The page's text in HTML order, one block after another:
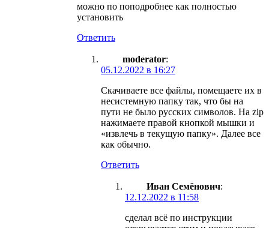
можно по поподробнее как полностью
установить
Ответить
moderator:
05.12.2022 в 16:27
Скачиваете все файлы, помещаете их в
несистемную папку так, что бы на
пути не было русских символов. На zip
нажимаете правой кнопкой мышки и
«извлечь в текущую папку». Далее все
как обычно.
Ответить
Иван Семёнович:
12.12.2022 в 11:58
сделал всё по инструкции